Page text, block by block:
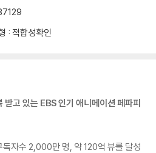
: 적합성확인
받고 있는 EBS 인기 애니메이션 페파피
독자수 2,000만 명, 약 120억 뷰를 달성